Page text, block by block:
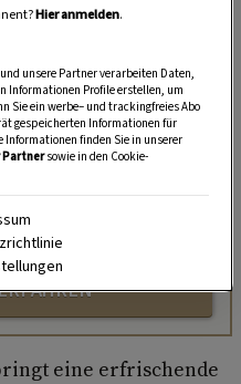
Handy und lieben es, auf
Garten zu werkeln? In
Kanal finden Sie täglich
Balkon- und
eine erfrischende
Hier anmelden.
unsere Partner verarbeiten Daten,
Informationen Profile erstellen, um
Sie ein werbe– und trackingfreies Abo
gespeicherten Informationen für
finden Sie in unserer
sowie in den Cookie-